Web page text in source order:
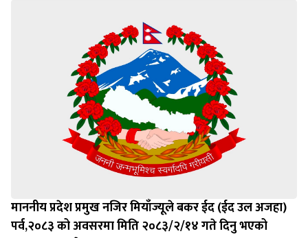
माननीय प्रदेश प्रमुख नजिर मियाँज्यूले बकर ईद (ईद उल अजहा)
पर्व,२०८३ को अवसरमा मिति २०८३/२/१४ गते दिनु भएको